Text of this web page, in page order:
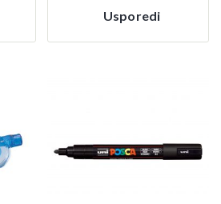
Usporedi